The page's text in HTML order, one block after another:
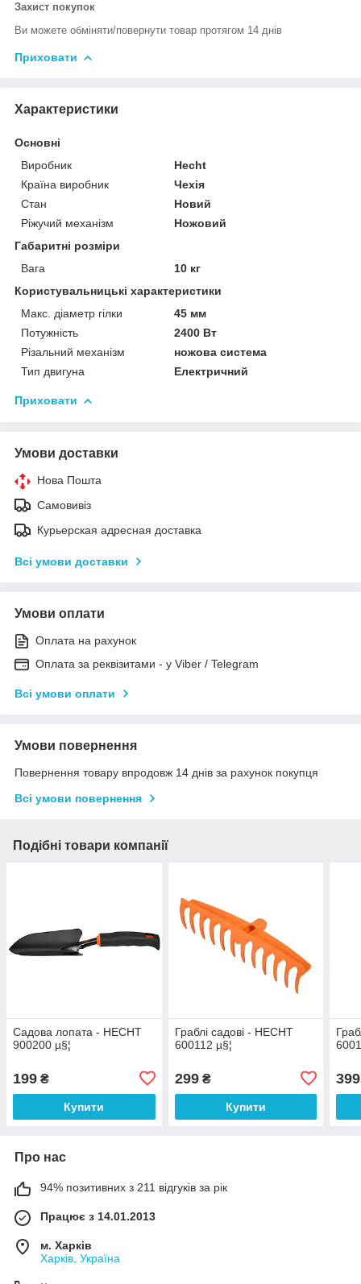
Захист покупок
Ви можете обміняти/повернути товар протягом 14 днів
Приховати
Характеристики
Основні
Виробник
Hecht
Країна виробник
Чехія
Стан
Новий
Ріжучий механізм
Ножовий
Габаритні розміри
Вага
10 кг
Користувальницькі характеристики
Макс. діаметр гілки
45 мм
Потужність
2400 Вт
Різальний механізм
ножова система
Тип двигуна
Електричний
Приховати
Умови доставки
Нова Пошта
Самовивіз
Курьерская адресная доставка
Всі умови доставки
Умови оплати
Оплата на рахунок
Оплата за реквізитами - у Viber / Telegram
Всі умови оплати
Умови повернення
Повернення товару впродовж 14 днів за рахунок покупця
Всі умови повернення
Подібні товари компанії
Садова лопата - HECHT
900200 µ§¦
199 ₴
Купити
Граблі садові - HECHT
600112 µ§¦
299₴
Купити
399
Про нас
94% позитивних з 211 відгуків за рік
Працює з 14.01.2013
м. Харків
Харків, Україна